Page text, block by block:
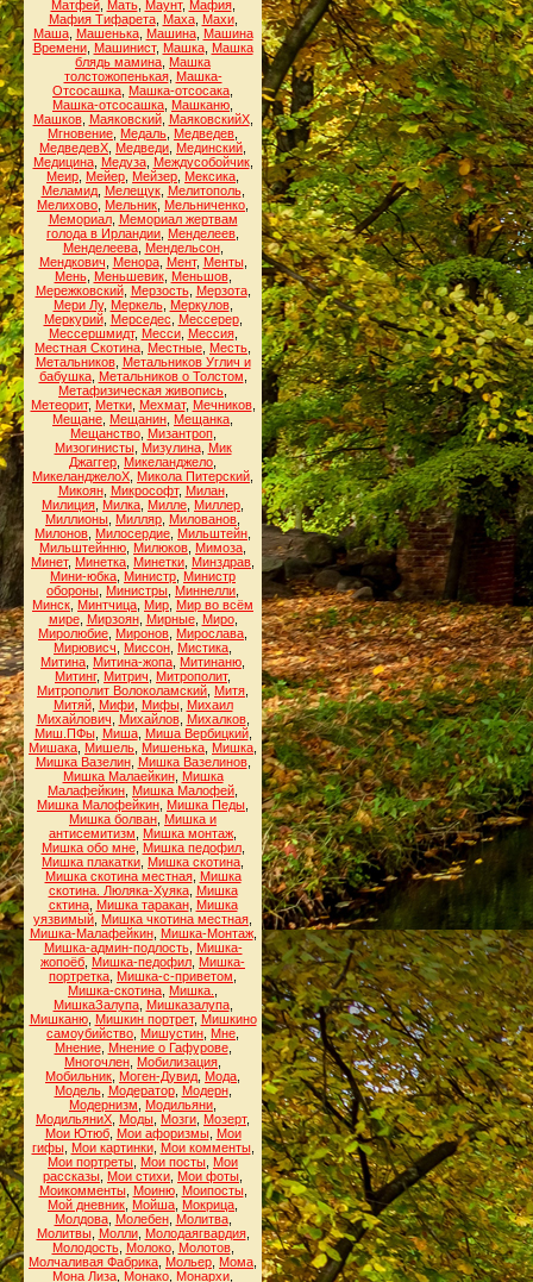
Матфей, Мать, Маунт, Мафия,
Мафия Тифарета, Маха, Махи,
Маша, Машенька, Машина, Машина
Времени, Машинист, Машка, Машка
блядь мамина Машка
толстожопенькая, Машка-
Отсосашка Машка-отсосака
Машка-отсосашка Машканю
Машков, Маяковский, МаяковскийХ,
Мгновение Медаль Медведев
МедведевХ Медведи Мединский
Медицина, Медуза, Междусобойчик,
Меир Мейер Мейзер Мексика
Меламид, Мелещук, Мелитополь,
Мелихово Мельник Мельниченко
Мемориал, Мемориал жертвам
голода в Ирландии Менделеев
Менделеева, Мендельсон,
Мендкович
Менора, Мент, Менты,
Мень, Меньшевик, Меньшов,
Мережковский, Мерзость, Мерзота,
Мери Лу, Меркель, Меркулов,
Меркурий, Мерседес Мессерер,
Мессершмидт, Месси, Мессия,
Местная Скотина Местные Месть
Метальников, Метальников Углич и
бабушка, Метальников о Толстом
Метафизическая живопись
Метеорит, Метки, Мехмат, Мечников,
Мещане Мещанин Мещанка
Мещанство, Мизантроп,
Мизогинисты, Мизулина, Мик
Джаггер Микеланджело
МикеланджелоХ Микола Питерский
Микоян, Микрософт, Милан,
Милиция Милка Милле Миллер
Миллионы Милляр Милованов
Милонов Милосердие Мильштейн
Мильштейнню Милюков Мимоза
Минет, Минетка Минетки Минздрав
Мини-юбка Министр Министр
обороны Министры Миннелли
Минск Минтчица Мир Мир во всём
мире, Мирзоян, Мирные, Миро,
Миролюбие Миронов Мирослава
Мирювисч
Миссон Мистика
Митина Митина-жопа Митинаню
Митинг, Митрич Митрополит,
Митрополит Волоколамский Митя
Митяй, Мифи, Мифы, Михаил
Михайлович
Михайлов, Михалков,
Миш.ПФы, Миша, Миша Вербицкий,
Мишака Мишель Мишенька Мишка
Мишка Вазелин, Мишка Вазелинов,
Мишка Малаейкин, Мишка
Малафейкин Мишка Малофей
Мишка Малофейкин Мишка Педы
Мишка болван Мишка и
антисемитизм
Мишка монтаж
Мишка обо мне, Мишка педофил,
Мишка плакатки Мишка скотина
Мишка скотина местная, Мишка
скотина. Люляка-Хуяка, Мишка
сктина, Мишка таракан, Мишка
уязвимый Мишка чкотина местная
Мишка-Малафейкин, Мишка-Монтаж,
Мишка-админ-подлость, Мишка-
жопоёб Мишка-педофил Мишка-
портретка Мишка-с-приветом
Мишка-скотина Мишка.
МишкаЗалупа, Мишказалупа,
Мишканю, Мишкин портрет, Мишкино
самоубийство Мишустин Мне
Мнение, Мнение о Гафурове,
Многочлен Мобилизация
Мобильник Моген-Дувид Мода
Модель, Модератор, Модерн,
Модернизм
Модильяни
МодильяниХ Моды Мозги Мозерт,
Мои Ютюб, Мои афоризмы, Мои
гифы, Мои картинки, Мои комменты,
Мои портреты Мои посты Мои
рассказы Мои стихи Мои фоты
Моикомменты, Моиню, Моипосты,
Мой дневник Мойша Мокрица
Молдова, Молебен, Молитва,
Молитвы, Молли, Молодаягвардия,
Молодость, Молоко, Молотов,
Молчаливая Фабрика Мольер Мома
Мона Лиза Монако Монархи